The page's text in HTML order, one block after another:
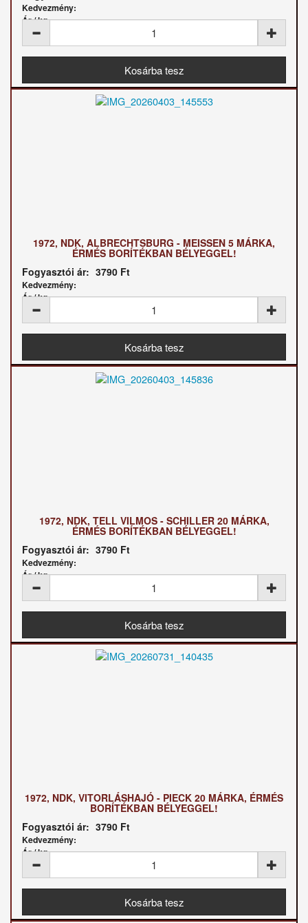
Kedvezmény:
Ár / kg:
1972, NDK, ALBRECHTSBURG - MEISSEN 5 MÁRKA,
ÉRMÉS BORÍTÉKBAN BÉLYEGGEL!
Fogyasztói ár: 3790 Ft
Kedvezmény:
Ár / kg:
1972, NDK, TELL VILMOS - SCHILLER 20 MÁRKA,
ÉRMÉS BORÍTÉKBAN BÉLYEGGEL!
Fogyasztói ár: 3790 Ft
Kedvezmény:
Ár / kg:
1972, NDK, VITORLÁSHAJÓ - PIECK 20 MÁRKA, ÉRMÉS
BORÍTÉKBAN BÉLYEGGEL!
Fogyasztói ár: 3790 Ft
Kedvezmény:
Ár / kg: